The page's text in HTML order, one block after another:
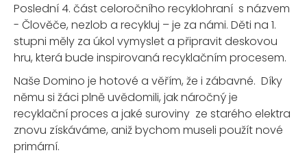
Poslední 4. část celoročního recyklohraní s názvem
- Člověče, nezlob a recykluj – je za námi. Děti na 1.
stupni měly za úkol vymyslet a připravit deskovou
hru, která bude inspirovaná recyklačním procesem.
Naše Domino je hotové a věřím, že i zábavné. Díky
němu si žáci plně uvědomili, jak náročný je
recyklační proces a jaké suroviny ze starého elektra
znovu získáváme, aniž bychom museli použít nové
primární.